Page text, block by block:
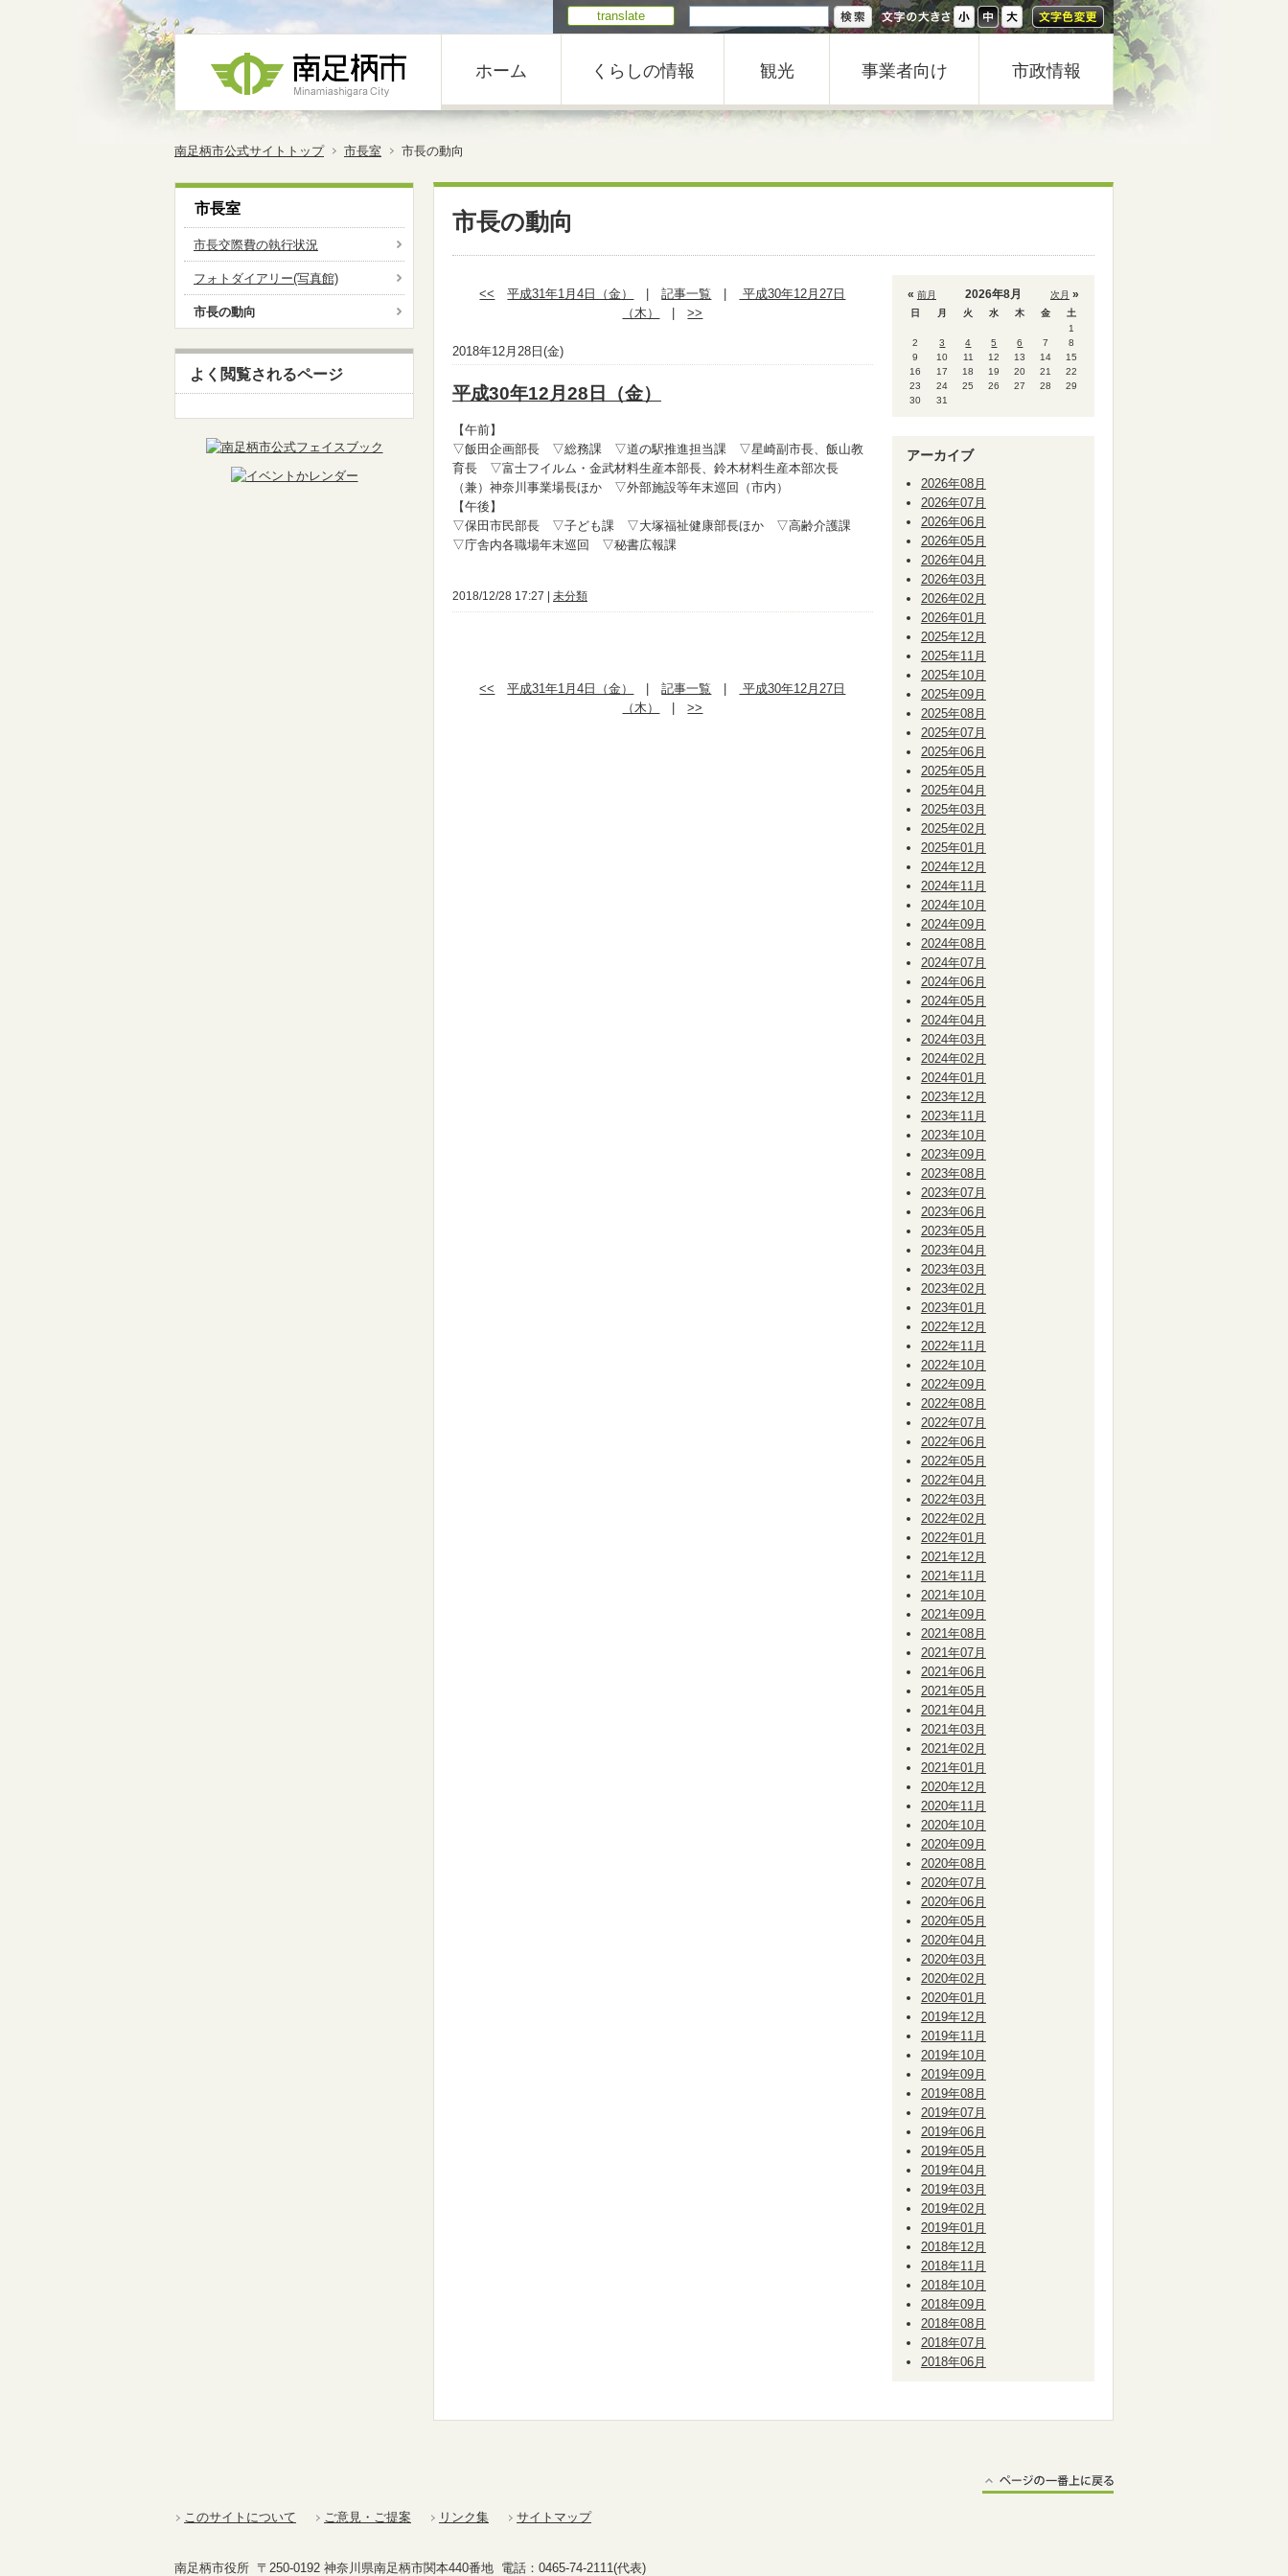
translate
ホーム くらしの情報 観光 事業者向け 市政情報
南足柄市公式サイトトップ 市長室 市長の動向
市長の動向
<< 平成31年1月4日（金） |記事一覧
平成30年12月27日
（木）
|>>
2018年12月28日(金)
平成30年12月28日（金）
【午前】
▽飯田企画部長 ▽総務課 ▽道の駅推進担当課 ▽星崎副市長、飯山教
育長 ▽富士フイルム・金武材料生産本部長、鈴木材料生産本部次長
（兼）神奈川事業場長ほか ▽外部施設等年末巡回（市内）
【午後】
▽保田市民部長 ▽子ども課 ▽大塚福祉健康部長ほか ▽高齢介護課
▽庁舎内各職場年末巡回 ▽秘書広報課
2018/12/28 17:27 | 未分類
<< 平成31年1月4日（金） |記事一覧
平成30年12月27日
（木）
|>>
« 前月 次月 »
2026年8月
日 月 火 水 木 金
土
1
2
3 4 5 6 7
8
9
10 11 12 13 14
15
16
17 18 19 20 21
22
23
24 25 26 27 28
29
30
31
アーカイブ
2026年08月
2026年07月
2026年06月
2026年05月
2026年04月
2026年03月
2026年02月
2026年01月
2025年12月
2025年11月
2025年10月
2025年09月
2025年08月
2025年07月
2025年06月
2025年05月
2025年04月
2025年03月
2025年02月
2025年01月
2024年12月
2024年11月
2024年10月
2024年09月
2024年08月
2024年07月
2024年06月
2024年05月
2024年04月
2024年03月
2024年02月
2024年01月
2023年12月
2023年11月
2023年10月
2023年09月
2023年08月
2023年07月
2023年06月
2023年05月
2023年04月
2023年03月
2023年02月
2023年01月
2022年12月
2022年11月
2022年10月
2022年09月
2022年08月
2022年07月
2022年06月
2022年05月
2022年04月
2022年03月
2022年02月
2022年01月
2021年12月
2021年11月
2021年10月
2021年09月
2021年08月
2021年07月
2021年06月
2021年05月
2021年04月
2021年03月
2021年02月
2021年01月
2020年12月
2020年11月
2020年10月
2020年09月
2020年08月
2020年07月
2020年06月
2020年05月
2020年04月
2020年03月
2020年02月
2020年01月
2019年12月
2019年11月
2019年10月
2019年09月
2019年08月
2019年07月
2019年06月
2019年05月
2019年04月
2019年03月
2019年02月
2019年01月
2018年12月
2018年11月
2018年10月
2018年09月
2018年08月
2018年07月
2018年06月
市長室
市長交際費の執行状況
フォトダイアリー(写真館)
市長の動向
よく閲覧されるページ
このサイトについて ご意見・ご提案 リンク集 サイトマップ
南足柄市役所 〒250-0192 神奈川県南足柄市関本440番地 電話：0465-74-2111(代表)